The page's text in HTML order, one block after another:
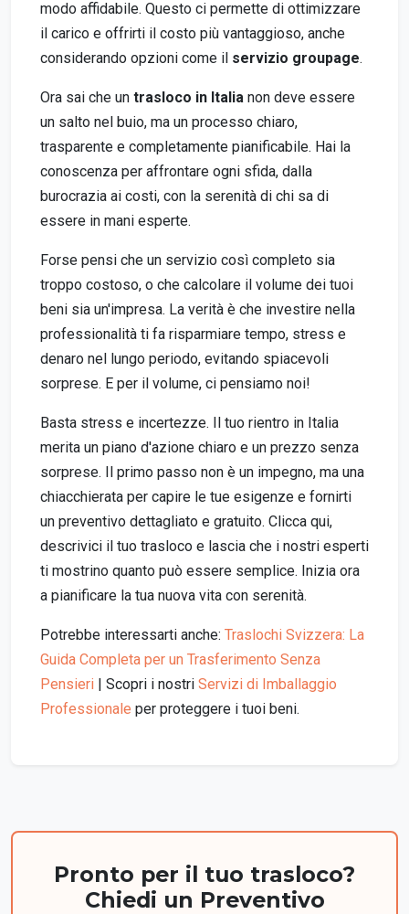
modo affidabile. Questo ci permette di ottimizzare
il carico e offrirti il costo più vantaggioso, anche
considerando opzioni come il servizio groupage.
Ora sai che un trasloco in Italia non deve essere
un salto nel buio, ma un processo chiaro,
trasparente e completamente pianificabile. Hai la
conoscenza per affrontare ogni sfida, dalla
burocrazia ai costi, con la serenità di chi sa di
essere in mani esperte.
Forse pensi che un servizio così completo sia
troppo costoso, o che calcolare il volume dei tuoi
beni sia un'impresa. La verità è che investire nella
professionalità ti fa risparmiare tempo, stress e
denaro nel lungo periodo, evitando spiacevoli
sorprese. E per il volume, ci pensiamo noi!
Basta stress e incertezze. Il tuo rientro in Italia
merita un piano d'azione chiaro e un prezzo senza
sorprese. Il primo passo non è un impegno, ma una
chiacchierata per capire le tue esigenze e fornirti
un preventivo dettagliato e gratuito. Clicca qui,
descrivici il tuo trasloco e lascia che i nostri esperti
ti mostrino quanto può essere semplice. Inizia ora
a pianificare la tua nuova vita con serenità.
Potrebbe interessarti anche: Traslochi Svizzera: La
Guida Completa per un Trasferimento Senza
Pensieri | Scopri i nostri Servizi di Imballaggio
Professionale per proteggere i tuoi beni.
Pronto per il tuo trasloco?
Chiedi un Preventivo